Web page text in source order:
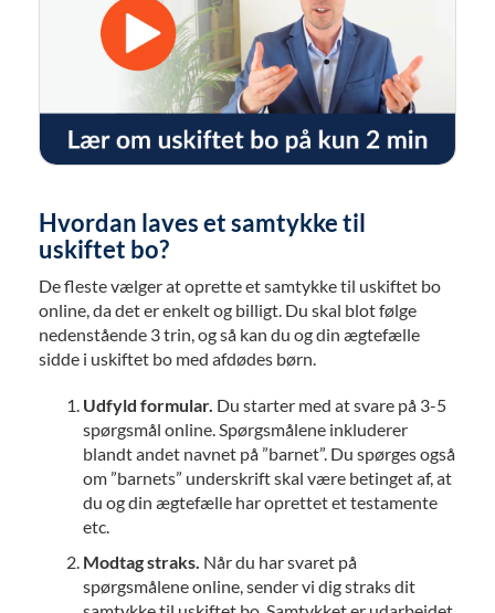
Hvordan laves et samtykke til
uskiftet bo?
De fleste vælger at oprette et samtykke til uskiftet bo
online, da det er enkelt og billigt. Du skal blot følge
nedenstående 3 trin, og så kan du og din ægtefælle
sidde i uskiftet bo med afdødes børn.
Udfyld formular. Du starter med at svare på 3-5
spørgsmål online. Spørgsmålene inkluderer
blandt andet navnet på ”barnet”. Du spørges også
om ”barnets” underskrift skal være betinget af, at
du og din ægtefælle har oprettet et testamente
etc.
Modtag straks. Når du har svaret på
spørgsmålene online, sender vi dig straks dit